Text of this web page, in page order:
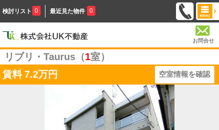
検討リスト 0 最近見た物件 0
お問合せ
リブリ・Taurus（1室）
賃料 7.2万円 空室情報を確認